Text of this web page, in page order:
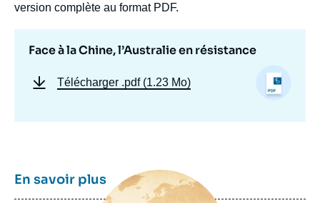
version complète au format PDF.
Face à la Chine, l’Australie en résistance
Télécharger .pdf (1.23 Mo)
En savoir plusImage
principale